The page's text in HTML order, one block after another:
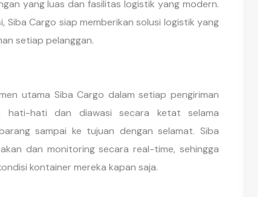
yang luas dan fasilitas logistik yang modern.
Siba Cargo siap memberikan solusi logistik yang
setiap pelanggan.
utama Siba Cargo dalam setiap pengiriman
hati-hati dan diawasi secara ketat selama
sampai ke tujuan dengan selamat. Siba
dan monitoring secara real-time, sehingga
kontainer mereka kapan saja.